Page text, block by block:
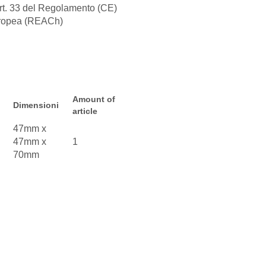
33 del Regolamento (CE)
(REACh)
Dimensioni
Amount of
article
47mm x
47mm x
70mm
1